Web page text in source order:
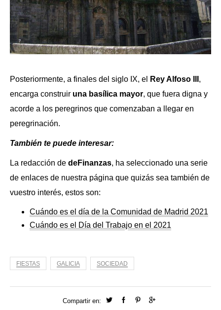
Posteriormente, a finales del siglo IX, el Rey Alfoso III ,
encarga construir una basílica mayor, que fuera digna y
acorde a los peregrinos que comenzaban a llegar en
peregrinación.
También te puede interesar:
La redacción de deFinanzas, ha seleccionado una serie
de enlaces de nuestra página que quizás sea también de
vuestro interés, estos son:
Cuándo es el día de la Comunidad de Madrid 2021
Cuándo es el Día del Trabajo en el 2021
FIESTAS GALICIA SOCIEDAD
Compartir en: